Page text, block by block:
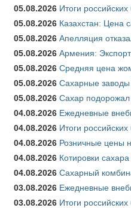
05.08.2026 Итоги
05.08.2026 Казахстан: Цена
05.08.2026 Апелляция
05.08.2026 Армения:
05.08.2026 Средняя цена
05.08.2026 Сахарные
05.08.2026 Сахар подорожал
04.08.2026 Ежедневные
04.08.2026 Итоги
04.08.2026 Розничные цены
04.08.2026 Котировки
04.08.2026 Сахарный
03.08.2026 Ежедневные
03.08.2026 Итоги